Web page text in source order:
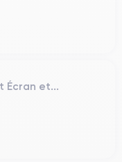
Écran et...